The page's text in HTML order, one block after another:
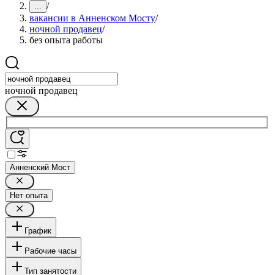
... /
вакансии в Анненском Мосту/
ночной продавец/
без опыта работы
ночной продавец
Анненский Мост
Нет опыта
График
Рабочие часы
Тип занятости